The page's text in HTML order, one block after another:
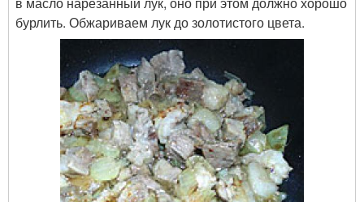
бурлить. Обжариваем лук до золотистого цвета.